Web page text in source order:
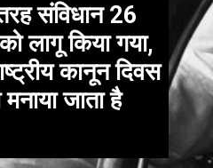
संविधान 26
लागू किया गया,
कानून दिवस
जाता है